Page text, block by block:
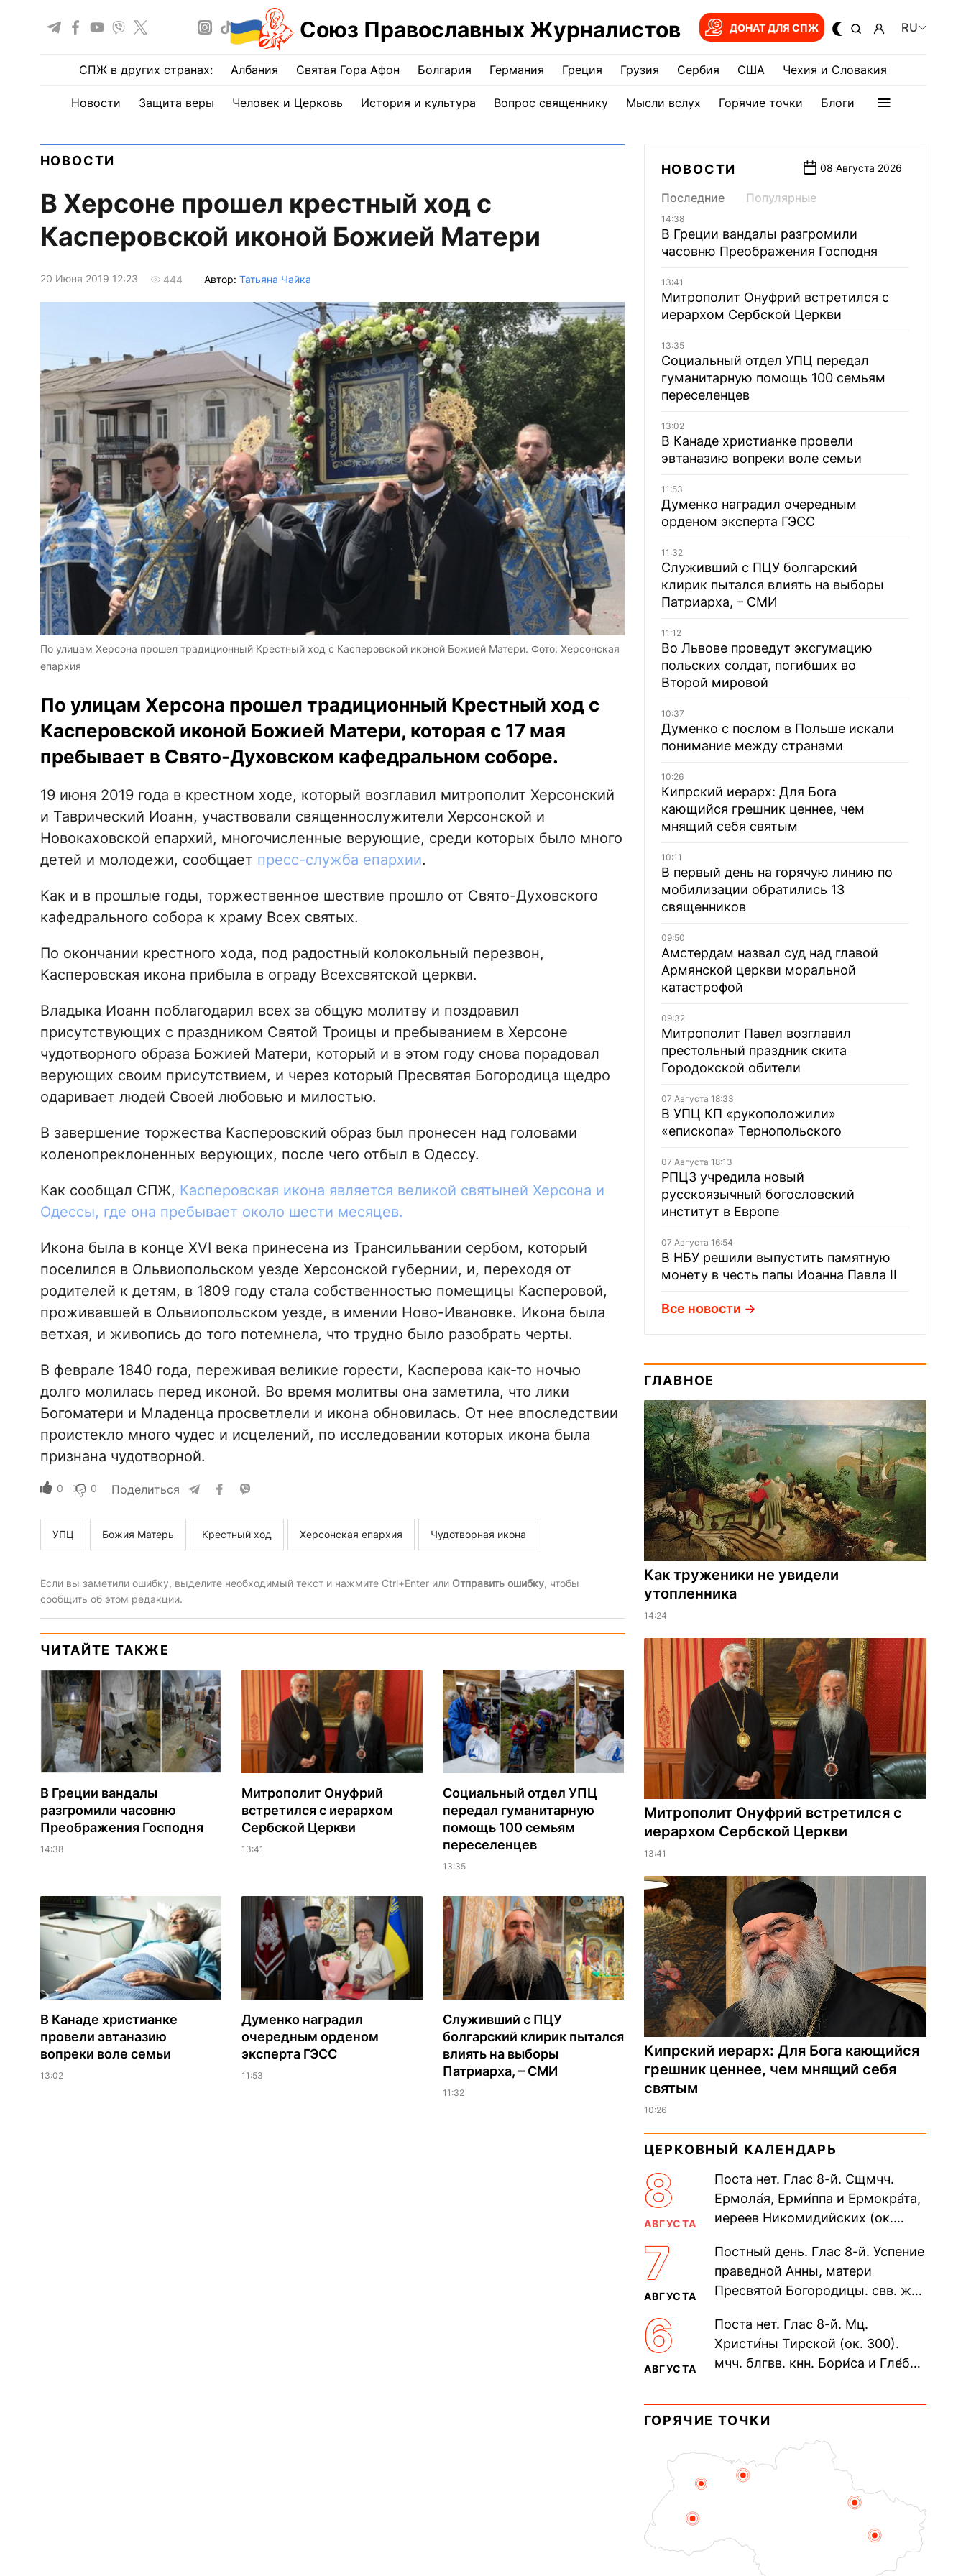
Союз Православных Журналистов ДОНАТ ДЛЯ СПЖ RU
СПЖ в других странах: Албания Святая Гора Афон Болгария Германия Греция Грузия Сербия США Чехия и Словакия
Новости Защита веры Человек и Церковь История и культура Вопрос священнику Мысли вслух Горячие точки Блоги
НОВОСТИ
В Херсоне прошел крестный ход с
Касперовской иконой Божией Матери
20 Июня 2019 12:23 444 Автор: Татьяна Чайка
По улицам Херсона прошел традиционный Крестный ход с Касперовской иконой Божией Матери. Фото: Херсонская
епархия
По улицам Херсона прошел традиционный Крестный ход с
Касперовской иконой Божией Матери, которая с 17 мая
пребывает в Свято-Духовском кафедральном соборе.
19 июня 2019 года в крестном ходе, который возглавил митрополит Херсонский
и Таврический Иоанн, участвовали священнослужители Херсонской и
Новокаховской епархий, многочисленные верующие, среди которых было много
детей и молодежи, сообщает пресс-служба епархии.
Как и в прошлые годы, торжественное шествие прошло от Свято-Духовского
кафедрального собора к храму Всех святых.
По окончании крестного хода, под радостный колокольный перезвон,
Касперовская икона прибыла в ограду Всехсвятской церкви.
Владыка Иоанн поблагодарил всех за общую молитву и поздравил
присутствующих с праздником Святой Троицы и пребыванием в Херсоне
чудотворного образа Божией Матери, который и в этом году снова порадовал
верующих своим присутствием, и через который Пресвятая Богородица щедро
одаривает людей Своей любовью и милостью.
В завершение торжества Касперовский образ был пронесен над головами
коленопреклоненных верующих, после чего отбыл в Одессу.
Как сообщал СПЖ, Касперовская икона является великой святыней Херсона и
Одессы, где она пребывает около шести месяцев.
Икона была в конце XVI века принесена из Трансильвании сербом, который
поселился в Ольвиопольском уезде Херсонской губернии, и, переходя от
родителей к детям, в 1809 году стала собственностью помещицы Касперовой,
проживавшей в Ольвиопольском уезде, в имении Ново-Ивановке. Икона была
ветхая, и живопись до того потемнела, что трудно было разобрать черты.
В феврале 1840 года, переживая великие горести, Касперова как-то ночью
долго молилась перед иконой. Во время молитвы она заметила, что лики
Богоматери и Младенца просветлели и икона обновилась. От нее впоследствии
проистекло много чудес и исцелений, по исследовании которых икона была
признана чудотворной.
0 0 Поделиться
УПЦ Божия Матерь Крестный ход Херсонская епархия Чудотворная икона
Если вы заметили ошибку, выделите необходимый текст и нажмите Ctrl+Enter или Отправить ошибку, чтобы
сообщить об этом редакции.
ЧИТАЙТЕ ТАКЖЕ
В Греции вандалы
разгромили часовню
Преображения Господня
14:38
Митрополит Онуфрий
встретился с иерархом
Сербской Церкви
13:41
Социальный отдел УПЦ
передал гуманитарную
помощь 100 семьям
переселенцев
13:35
В Канаде христианке
провели эвтаназию
вопреки воле семьи
13:02
Думенко наградил
очередным орденом
эксперта ГЭСС
11:53
Служивший с ПЦУ
болгарский клирик пытался
влиять на выборы
Патриарха, – СМИ
11:32
НОВОСТИ 08 Августа 2026
Последние Популярные
14:38
В Греции вандалы разгромили
часовню Преображения Господня
13:41
Митрополит Онуфрий встретился с
иерархом Сербской Церкви
13:35
Социальный отдел УПЦ передал
гуманитарную помощь 100 семьям
переселенцев
13:02
В Канаде христианке провели
эвтаназию вопреки воле семьи
11:53
Думенко наградил очередным
орденом эксперта ГЭСС
11:32
Служивший с ПЦУ болгарский
клирик пытался влиять на выборы
Патриарха, – СМИ
11:12
Во Львове проведут эксгумацию
польских солдат, погибших во
Второй мировой
10:37
Думенко с послом в Польше искали
понимание между странами
10:26
Кипрский иерарх: Для Бога
кающийся грешник ценнее, чем
мнящий себя святым
10:11
В первый день на горячую линию по
мобилизации обратились 13
священников
09:50
Амстердам назвал суд над главой
Армянской церкви моральной
катастрофой
09:32
Митрополит Павел возглавил
престольный праздник скита
Городокской обители
07 Августа 18:33
В УПЦ КП «рукоположили»
«епископа» Тернопольского
07 Августа 18:13
РПЦЗ учредила новый
русскоязычный богословский
институт в Европе
07 Августа 16:54
В НБУ решили выпустить памятную
монету в честь папы Иоанна Павла II
Все новости
ГЛАВНОЕ
Как труженики не увидели
утопленника
14:24
Митрополит Онуфрий встретился с
иерархом Сербской Церкви
13:41
Кипрский иерарх: Для Бога кающийся
грешник ценнее, чем мнящий себя
святым
10:26
ЦЕРКОВНЫЙ КАЛЕНДАРЬ
8
АВГУСТА
Поста нет. Глас 8-й. Сщмчч.
Ермола́я, Ерми́ппа и Ермокра́та,
иереев Никомидийских (ок.
Печерского, в Ближних
пещерах...
7
АВГУСТА
Постный день. Глас 8-й. Успение
праведной Анны, матери
Пресвятой Богородицы. свв. жен
прп. Евпракси́и девы,...
6
АВГУСТА
Поста нет. Глас 8-й. Мц.
Христи́ны Тирской (ок. 300).
мчч. блгвв. кнн. Бори́са и Гле́ба,
Дави́да (1015). Прп....
ГОРЯЧИЕ ТОЧКИ